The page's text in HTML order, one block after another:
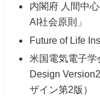
内閣府 人間中
AI社会原則」
Future of Life
米国電気電子
Design
ザイン第2版）